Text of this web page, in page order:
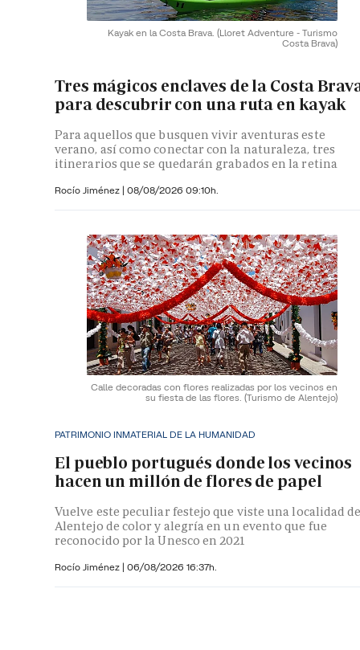
Kayak en la Costa Brava. (Lloret Adventure - Turismo
Costa Brava)
Tres mágicos enclaves de la Costa
para descubrir con una ruta en kayak
Para aquellos que busquen vivir aventuras este
verano, así como conectar con la naturaleza, tres
itinerarios que se quedarán grabados en la retina
Rocío Jiménez | 08/08/2026 09:10h.
Calle decoradas con flores realizadas por los vecinos en
su fiesta de las flores. (Turismo de Alentejo)
PATRIMONIO INMATERIAL DE LA HUMANIDAD
El pueblo portugués donde los vecinos
hacen un millón de flores de papel
Vuelve este peculiar festejo que viste una localidad
Alentejo de color y alegría en un evento que fue
reconocido por la Unesco en 2021
Rocío Jiménez | 06/08/2026 16:37h.